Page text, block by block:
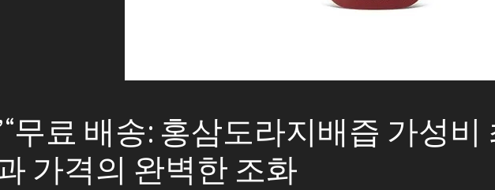
“무료 배송: 홍삼도라지배즙 가성비
가격의 완벽한 조화